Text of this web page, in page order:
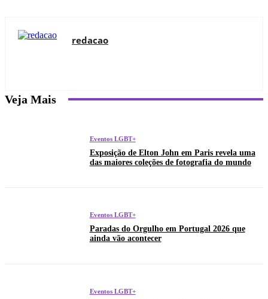
redacao
Veja Mais
Eventos LGBT+
Exposição de Elton John em Paris revela uma
das maiores coleções de fotografia do mundo
Eventos LGBT+
Paradas do Orgulho em Portugal 2026 que
ainda vão acontecer
Eventos LGBT+